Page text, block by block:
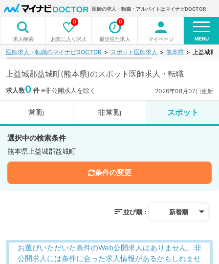
医師の求人・転職・アルバイトはマイナビDOCTOR
求人検索 お気に入り求人
0
最近見た求人
0
マイページ MENU
医師求人・転職のマイナビDOCTOR スポット医師求人 熊本県 上益城郡
上益城郡益城町(熊本県)のスポット医師求人・転職
求人数0 件※非公開求人を除く 2026年08月07日更新
常勤 非常勤 スポット
選択中の検索条件
熊本県上益城郡益城町
条件の変更
並び順： 新着順
お選びいただいた条件のWeb公開求人はありません。非
公開求人には条件に合った求人情報があるかもしれませ